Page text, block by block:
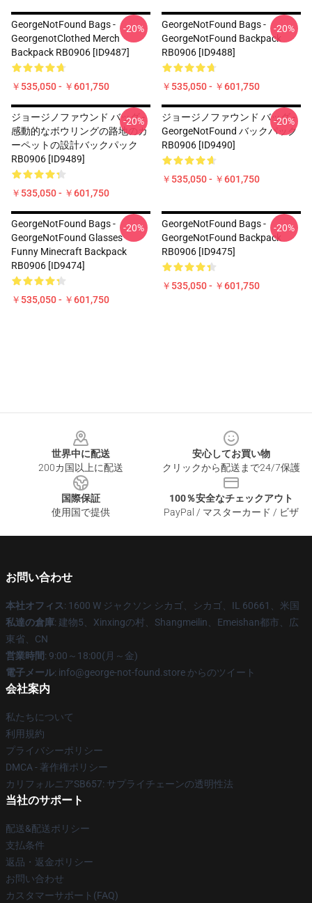
GeorgeNotFound Bags -
GeorgenotClothed Merch
Backpack RB0906 [ID9487]
￥535,050 - ￥601,750
-20%
GeorgeNotFound Bags -
GeorgeNotFound Backpack
RB0906 [ID9488]
￥535,050 - ￥601,750
-20%
ジョージノファウンド バッグ -
感動的なボウリングの路地のカ
ーペットの設計バックパック
RB0906 [ID9489]
￥535,050 - ￥601,750
-20%
ジョージノファウンド バッグ -
GeorgeNotFound バックパック
RB0906 [ID9490]
￥535,050 - ￥601,750
-20%
GeorgeNotFound Bags -
GeorgeNotFound Glasses
Funny Minecraft Backpack
RB0906 [ID9474]
￥535,050 - ￥601,750
-20%
GeorgeNotFound Bags -
GeorgeNotFound Backpack
RB0906 [ID9475]
￥535,050 - ￥601,750
-20%
世界中に配送
200カ国以上に配送
安心してお買い物
クリックから配送まで24/7保護
国際保証
使用国で提供
100％安全なチェックアウト
PayPal / マスターカード / ビザ
お問い合わせ
本社オフィス: 1600 W ジャクソン シカゴ、シカゴ、IL 60661、米国
私達の倉庫: 建物5、Xinxingの村、Shangmeilin、Emeishan都市、広
東省、CN
営業時間: 9:00～18:00(月～金)
電子メール: info@george-not-found.store からのツイート
会社案内
私たちについて
利用規約
プライバシーポリシー
DMCA - 著作権ポリシー
カリフォルニアSB657: サプライチェーンの透明性法
当社のサポート
配送&配送ポリシー
支払条件
返品・返金ポリシー
お問い合わせ
カスタマーサポート(FAQ)